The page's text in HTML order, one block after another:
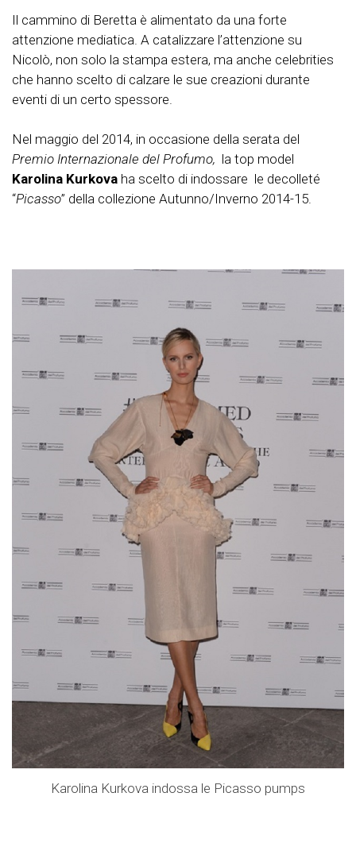
Il cammino di Beretta è alimentato da una forte
attenzione mediatica. A catalizzare l’attenzione su
Nicolò, non solo la stampa estera, ma anche celebrities
che hanno scelto di calzare le sue creazioni durante
eventi di un certo spessore.
Nel maggio del 2014, in occasione della serata del
Premio Internazionale del Profumo, la top model
Karolina Kurkova ha scelto di indossare le decolleté
“Picasso” della collezione Autunno/Inverno 2014-15.
Karolina Kurkova indossa le Picasso pumps